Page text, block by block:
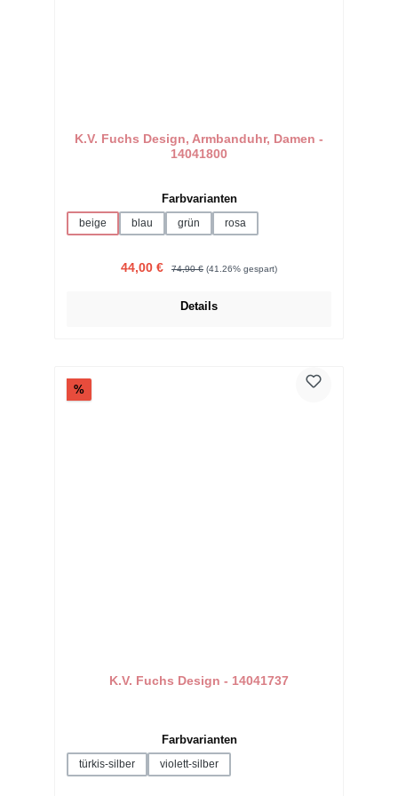
K.V. Fuchs Design, Armbanduhr, Damen -
14041800
Farbvariantenauswählen
beige blau grün rosa
Verkaufspreis:
44,00 € Regulärer Preis:
74,90 € (41.26% gespart)
Details
%Rabatt
K.V. Fuchs Design - 14041737
Farbvariantenauswählen
türkis-silber violett-silber